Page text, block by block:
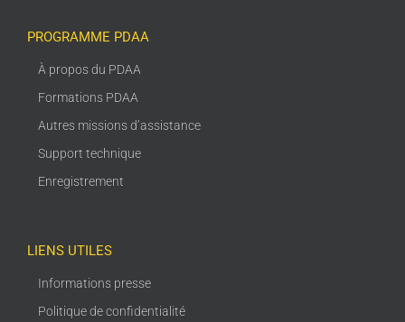
PROGRAMME PDAA
À propos du PDAA
Formations PDAA
Autres missions d’assistance
Support technique
Enregistrement
LIENS UTILES
Informations presse
Politique de confidentialité